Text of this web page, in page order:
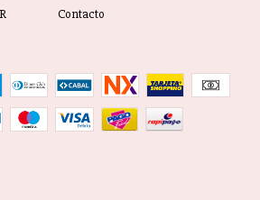
Contacto